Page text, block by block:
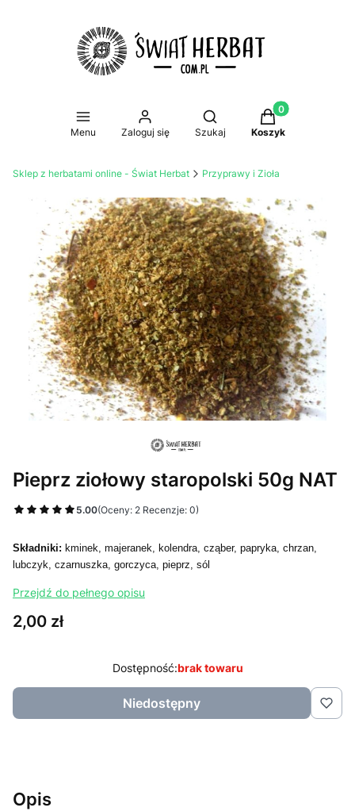
Menu Zaloguj się
Otwórz wyszukiwarkę
Szukaj
Produkty w
Koszyk
Sklep z herbatami online - Świat Herbat Przyprawy i Zioła
Pieprz ziołowy staropolski 50g NAT
5.00(Oceny: 2 Recenzje: 0)
Składniki: kminek, majeranek, kolendra, cząber, papryka, chrzan,
lubczyk, czarnuszka, gorczyca, pieprz, sól
Przejdź do pełnego opisu
Cena
2,00 zł
Dostępność:brak towaru
Niedostępny
Opis